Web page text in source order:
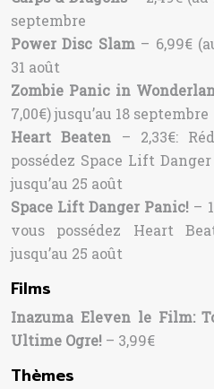
septembre
Power Disc Slam– 6,99€
31 août
Zombie Panic in
7,00€) jusqu’au 18 septembre
Heart Beaten – 2,33€:
possédez Space Lift
jusqu’au 25 août
Space Lift Danger Panic! –
vous possédez Heart
jusqu’au 25 août
Films
Inazuma Eleven le Film:
Ultime Ogre! – 3,99€
Thèmes